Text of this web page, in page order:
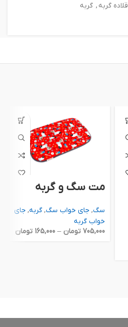
قلاده گربه , گربه
مت سگ و گربه
سگ, جای خواب سگ, گربه, جای
خواب گربه
705,000 تومان –
165,000 تومان